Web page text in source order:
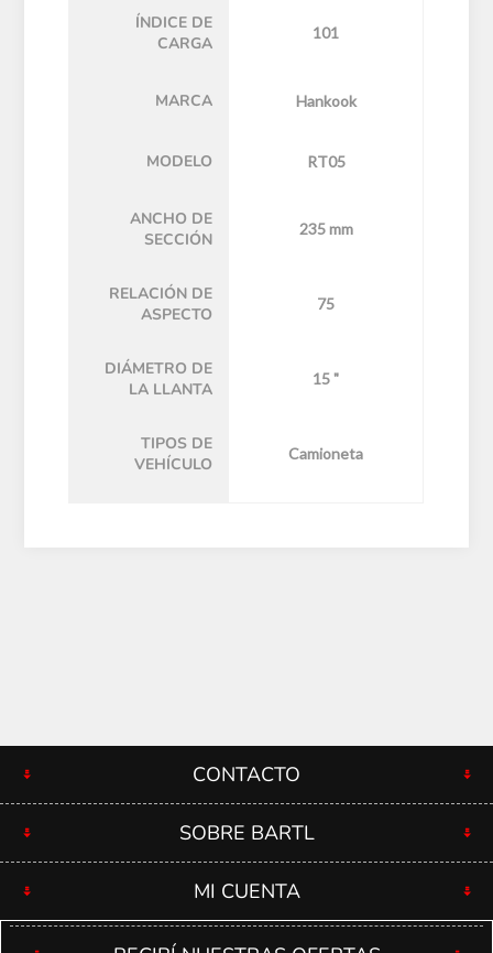
ÍNDICE DE
CARGA
101
MARCA Hankook
MODELO RT05
ANCHO DE
SECCIÓN
235 mm
RELACIÓN DE
ASPECTO
75
DIÁMETRO DE
LA LLANTA
15 "
TIPOS DE
VEHÍCULO
Camioneta
CONTACTO
SOBRE BARTL
MI CUENTA